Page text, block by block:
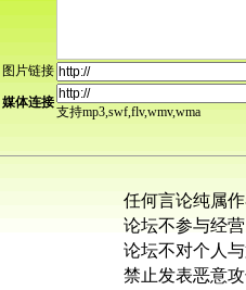
图片链接
媒体连接
支持mp3,swf,flv,wmv,wma
任何言论纯属
论坛不参与经
论坛不对个人
禁止发表恶意